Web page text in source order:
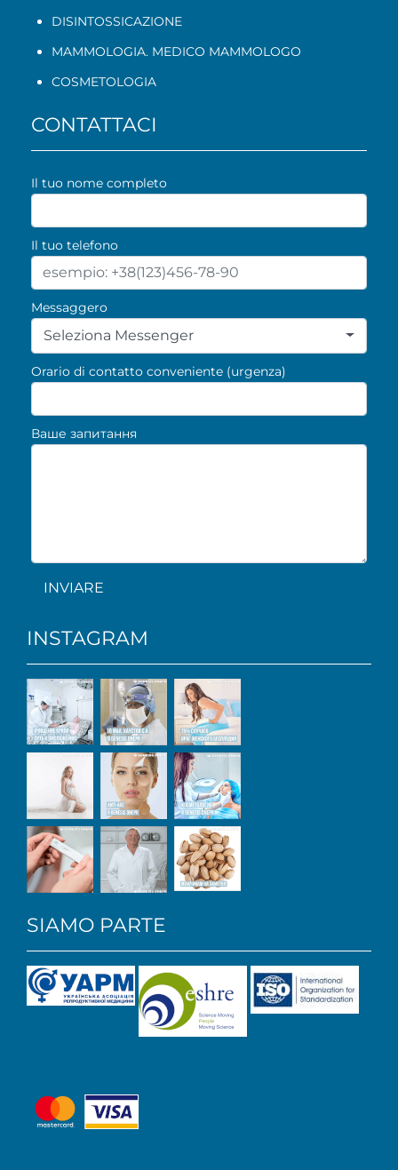
DISINTOSSICAZIONE
MAMMOLOGIA. MEDICO MAMMOLOGO
COSMETOLOGIA
CONTATTACI
Il tuo nome completo
Il tuo telefono
Messaggero
Seleziona Messenger
Orario di contatto conveniente (urgenza)
Ваше запитання
INVIARE
INSTAGRAM
SIAMO PARTE